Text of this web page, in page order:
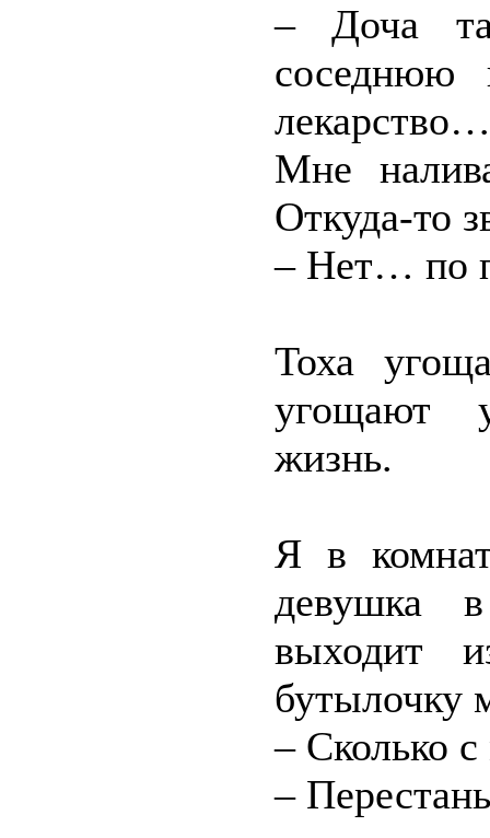
– Доча
соседнюю
лекарство…
Мне
Откуда-то
– Нет… по
Тоха
угощают
жизнь.
Я в
девушка
выходит
бутылочку
– Сколько
–